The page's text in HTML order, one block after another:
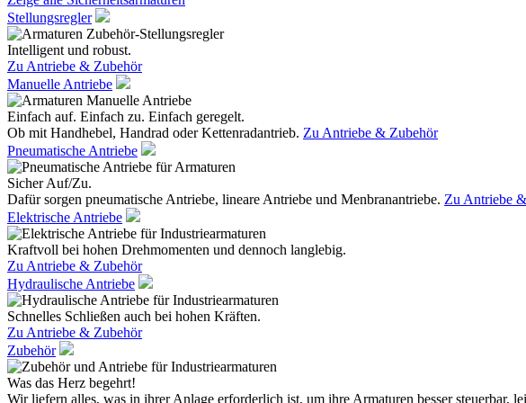
Stellungsregler
Intelligent und robust.
Zu Antriebe & Zubehör
Manuelle Antriebe
Einfach auf. Einfach zu. Einfach geregelt.
Ob mit Handhebel, Handrad oder Kettenradantrieb. Zu Antriebe & Zubehör
Pneumatische Antriebe
Sicher Auf/Zu.
Dafür sorgen pneumatische Antriebe, lineare Antriebe und Menbranantriebe. Zu Antriebe
Elektrische Antriebe
Kraftvoll bei hohen Drehmomenten und dennoch langlebig.
Zu Antriebe & Zubehör
Hydraulische Antriebe
Schnelles Schließen auch bei hohen Kräften.
Zu Antriebe & Zubehör
Zubehör
Was das Herz begehrt!
Wir liefern alles, was in ihrer Anlage erforderlich ist, um ihre Armaturen besser steuerbar,